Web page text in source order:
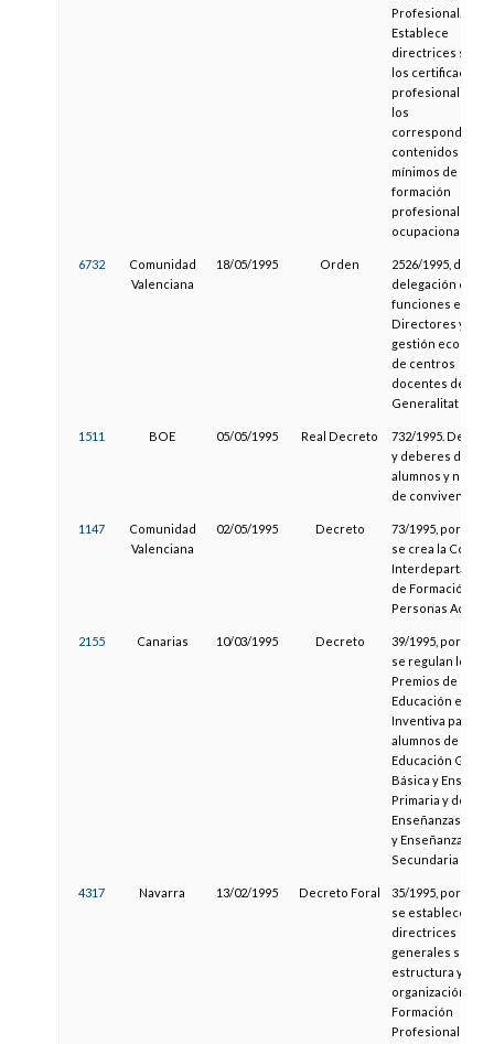
Profesional.
Establece
directrices sobre
los certificados
profesionalidad y
los
contenidos
mínimos de la
formación
profesional
ocupacional.
6732
Comunidad
Valenciana
18/05/1995 Orden
2526/1995, de
delegación de
funciones en los
Directores y
gestión
de centros
docentes de la
Generalitat
1511 BOE 05/05/1995 Real Decreto
732/1995.
y deberes de los
alumnos y
de convivencia
1147
Comunidad
Valenciana
02/05/1995 Decreto
73/1995, por la
se crea la
de Formación de
Personas
2155 Canarias 10/03/1995 Decreto
39/1995, por el
se regulan los
Premios de
Educación e
Inventiva para
alumnos de
Educación
Básica y
Primaria y de
Enseñanzas
y Enseñanza
Secundaria
4317 Navarra 13/02/1995 Decreto Foral
35/1995, por el
se establecen
directrices
generales sobre
estructura y
organización de
Formación
Profesional y las